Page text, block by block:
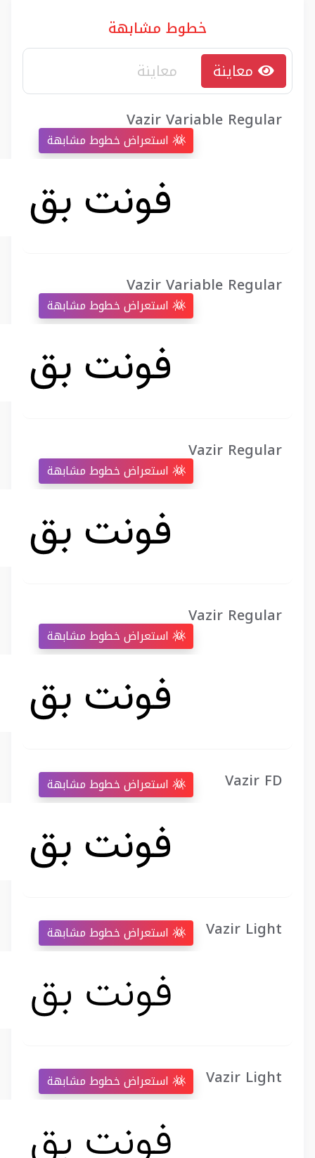
خطوط مشابهة
Vazir Variable Regular
Vazir Variable Regular
Vazir Regular
Vazir Regular
Vazir FD
Vazir Light
Vazir Light